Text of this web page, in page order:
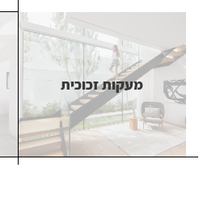
מעקות זכוכית